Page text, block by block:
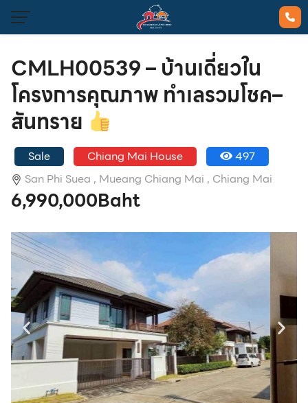
EN
TH
CMLH00539 – บ้านเดี่ยวใน
โครงการคุณภาพ ทำเลรวมโชค–
สันทราย
Sale Chiang Mai House
497
San Phi Suea , Mueang Chiang Mai , Chiang Mai
6,990,000Baht